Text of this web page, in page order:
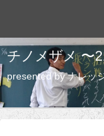
チノメザメ 〜
presented by ナレッ